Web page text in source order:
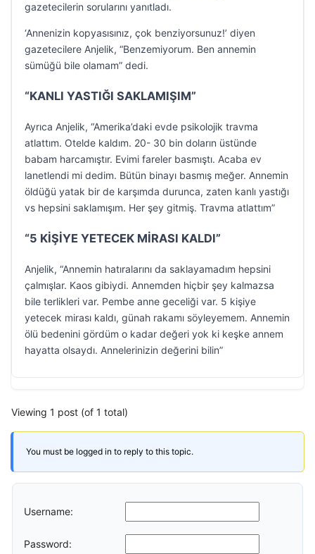
gazetecilerin sorularını yanıtladı.
‘Annenizin kopyasısınız, çok benziyorsunuz!’ diyen
gazetecilere Anjelik, “Benzemiyorum. Ben annemin
sümüğü bile olamam” dedi.
“KANLI YASTIĞI SAKLAMIŞIM”
Ayrıca Anjelik, “Amerika’daki evde psikolojik travma
atlattım. Otelde kaldım. 20- 30 bin doların üstünde
babam harcamıştır. Evimi fareler basmıştı. Acaba ev
lanetlendi mi dedim. Bütün binayı basmış meğer. Annemin
öldüğü yatak bir de karşımda durunca, zaten kanlı yastığı
vs hepsini saklamışım. Her şey gitmiş. Travma atlattım”
“5 KİŞİYE YETECEK MİRASI KALDI”
Anjelik, “Annemin hatıralarını da saklayamadım hepsini
çalmışlar. Kaos gibiydi. Annemden hiçbir şey kalmazsa
bile terlikleri var. Pembe anne geceliği var. 5 kişiye
yetecek mirası kaldı, günah rakamı söyleyemem. Annemin
ölü bedenini gördüm o kadar değeri yok ki keşke annem
hayatta olsaydı. Annelerinizin değerini bilin”
Viewing 1 post (of 1 total)
You must be logged in to reply to this topic.
Username:
Password: